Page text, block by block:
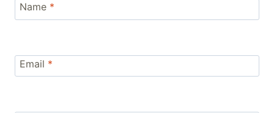
Name *
Email *